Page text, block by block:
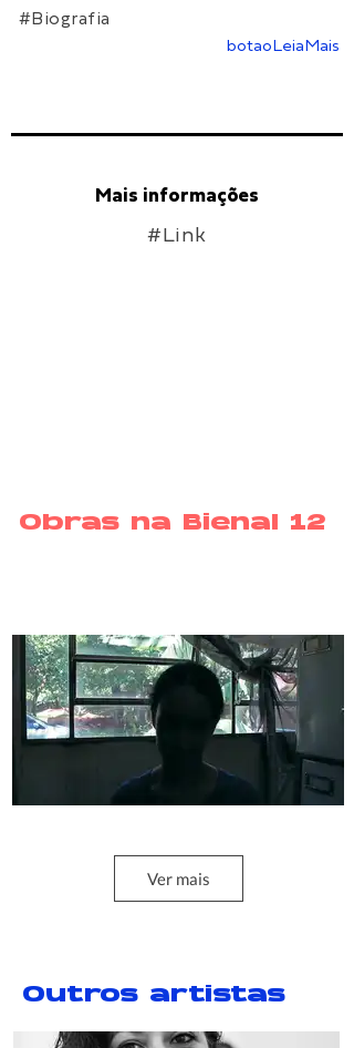
#Biografia
botaoLeiaMais
Mais informações
#Link
Obras na Bienal 12
Ver mais
Outros artistas